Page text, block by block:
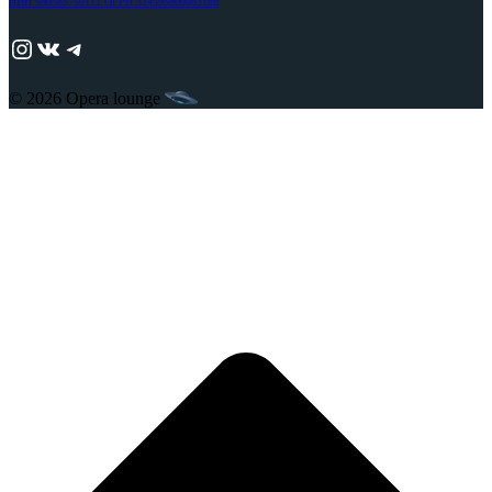
https://www.instagram.com/adjika_perm/
ВКонтакте
Telegram
© 2026 Opera lounge